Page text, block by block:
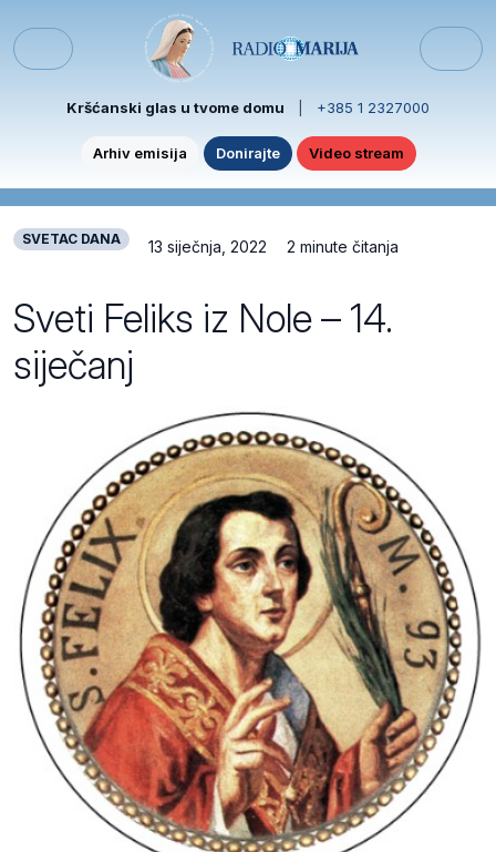
Menu
Kršćanski glas u tvome domu +385 1 2327000
Arhiv emisija Donirajte Video stream
SVETAC DANA 13 siječnja, 2022 2 minute čitanja
Sveti Feliks iz Nole – 14.
siječanj